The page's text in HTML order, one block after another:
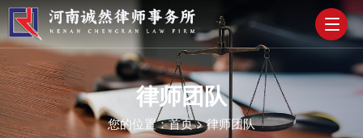
律师团队
您的位置：首页>律师团队